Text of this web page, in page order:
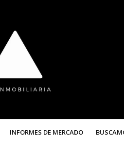
INFORMES DE MERCADO